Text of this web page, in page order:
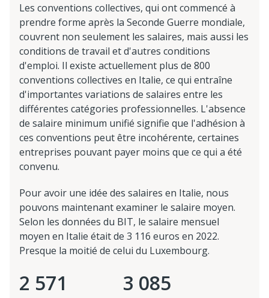
Les conventions collectives, qui ont commencé à
prendre forme après la Seconde Guerre mondiale,
couvrent non seulement les salaires, mais aussi les
conditions de travail et d'autres conditions
d'emploi. Il existe actuellement plus de 800
conventions collectives en Italie, ce qui entraîne
d'importantes variations de salaires entre les
différentes catégories professionnelles. L'absence
de salaire minimum unifié signifie que l'adhésion à
ces conventions peut être incohérente, certaines
entreprises pouvant payer moins que ce qui a été
convenu.
Pour avoir une idée des salaires en Italie, nous
pouvons maintenant examiner le salaire moyen.
Selon les données du BIT, le salaire mensuel
moyen en Italie était de 3 116 euros en 2022.
Presque la moitié de celui du Luxembourg.
2 571 3 085